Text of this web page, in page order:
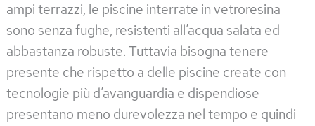
ampi terrazzi, le piscine interrate in vetroresina
sono senza fughe, resistenti all’acqua salata ed
abbastanza robuste. Tuttavia bisogna tenere
presente che rispetto a delle piscine create con
tecnologie più d’avanguardia e dispendiose
presentano meno durevolezza nel tempo e quindi